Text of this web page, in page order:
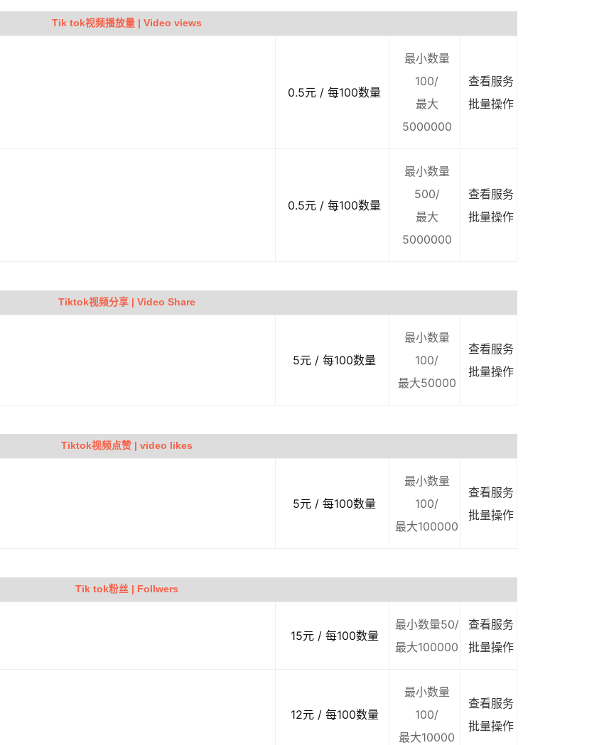
Tik tok视频播放量 | Video views
0.5元 / 每100数量
最小数量
100/
最大
5000000
查看服务
批量操作
0.5元 / 每100数量
最小数量
500/
最大
5000000
查看服务
批量操作
Tiktok视频分享 | Video Share
5元 / 每100数量
最小数量
100/
最大50000
查看服务
批量操作
Tiktok视频点赞 | video likes
5元 / 每100数量
最小数量
100/
最大100000
查看服务
批量操作
Tik tok粉丝 | Follwers
15元 / 每100数量
最小数量50/
最大100000
查看服务
批量操作
12元 / 每100数量
最小数量
100/
最大10000
查看服务
批量操作